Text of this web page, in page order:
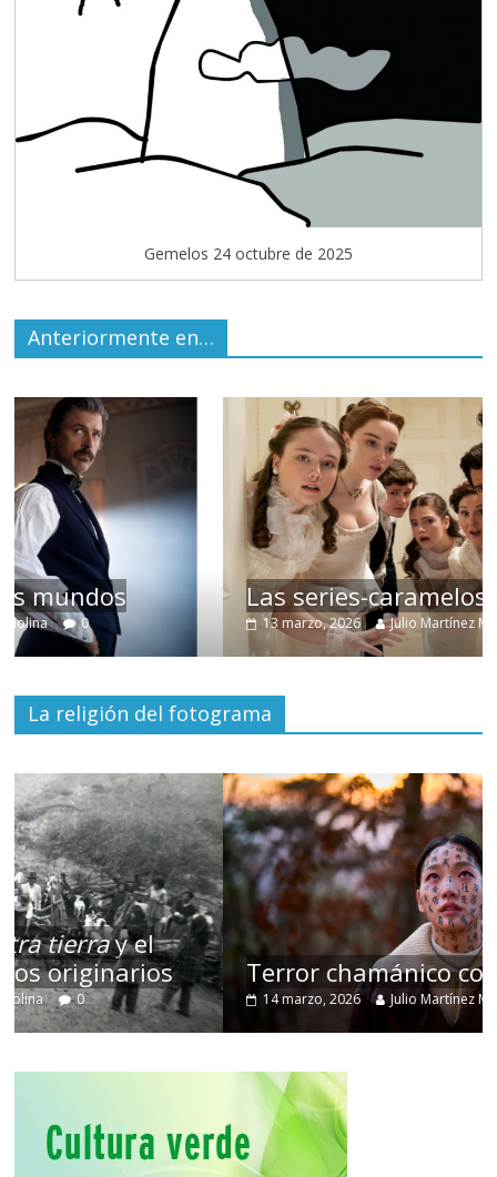
Gemelos 24 octubre de 2025
Anteriormente en…
Las series-caramelos de Shondaland
13 marzo, 2026 Julio Martínez Molina 0
La religión del fotograma
Terror chamánico coreano
14 marzo, 2026 Julio Martínez Molina 0